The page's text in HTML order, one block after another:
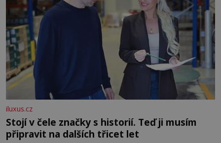
iluxus.cz
Stojí v čele značky s historií. Teď ji musím
připravit na dalších třicet let